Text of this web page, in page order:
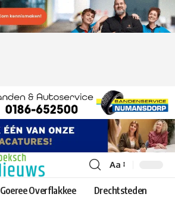
Lettergrootte
aanpassen
Aa
Goeree Overflakkee Drechtsteden